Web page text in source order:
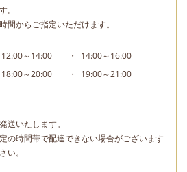
。
間からご指定いただけます。
12:00～14:00
14:00～16:00
18:00～20:00
19:00～21:00
送いたします。
の時間帯で配達できない場合がございます
い。